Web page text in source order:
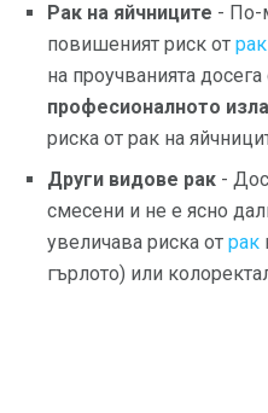
Рак на яйчниците - По-
повишеният риск от рак
на проучванията досега
професионалното
риска от рак на
Други видове рак -
смесени и не е ясно
увеличава риска от рак
гърлото) или